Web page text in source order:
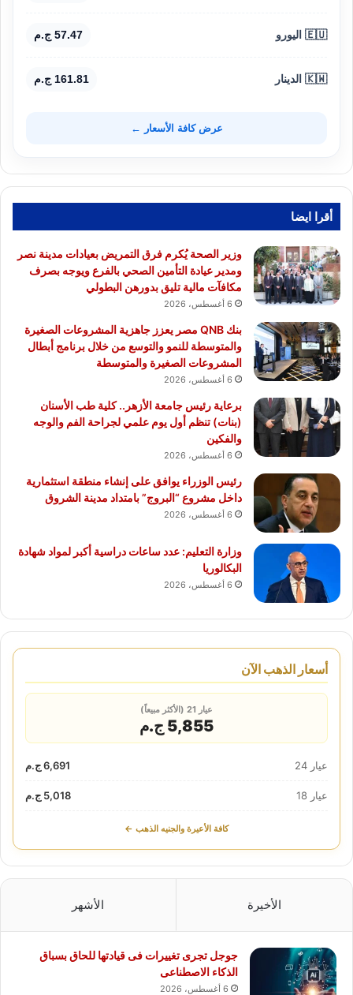
🇪🇺 اليورو 57.47 ج.م
🇰🇼 الدينار 161.81 ج.م
عرض كافة الأسعار ←
أقرا ايضا
وزير الصحة يُكرم فرق التمريض بعيادات مدينة نصر
ومدير عيادة التأمين الصحي بالفرع ويوجه بصرف
مكافآت مالية تليق بدورهن البطولي
6 أغسطس، 2026
بنك QNB مصر يعزز جاهزية المشروعات الصغيرة
والمتوسطة للنمو والتوسع من خلال برنامج أبطال
المشروعات الصغيرة والمتوسطة
6 أغسطس، 2026
برعاية رئيس جامعة الأزهر.. كلية طب الأسنان
(بنات) تنظم أول يوم علمي لجراحة الفم والوجه
والفكين
6 أغسطس، 2026
رئيس الوزراء يوافق على إنشاء منطقة استثمارية
داخل مشروع “البروج” بامتداد مدينة الشروق
6 أغسطس، 2026
وزارة التعليم: عدد ساعات دراسية أكبر لمواد شهادة
البكالوريا
6 أغسطس، 2026
أسعار الذهب الآن
عيار 21 (الأكثر مبيعاً)
5,855 ج.م
عيار 24 6,691 ج.م
عيار 18 5,018 ج.م
كافة الأعيرة والجنيه الذهب ←
الأخيرة الأشهر
جوجل تجرى تغييرات فى قيادتها للحاق بسباق
الذكاء الاصطناعى
6 أغسطس، 2026